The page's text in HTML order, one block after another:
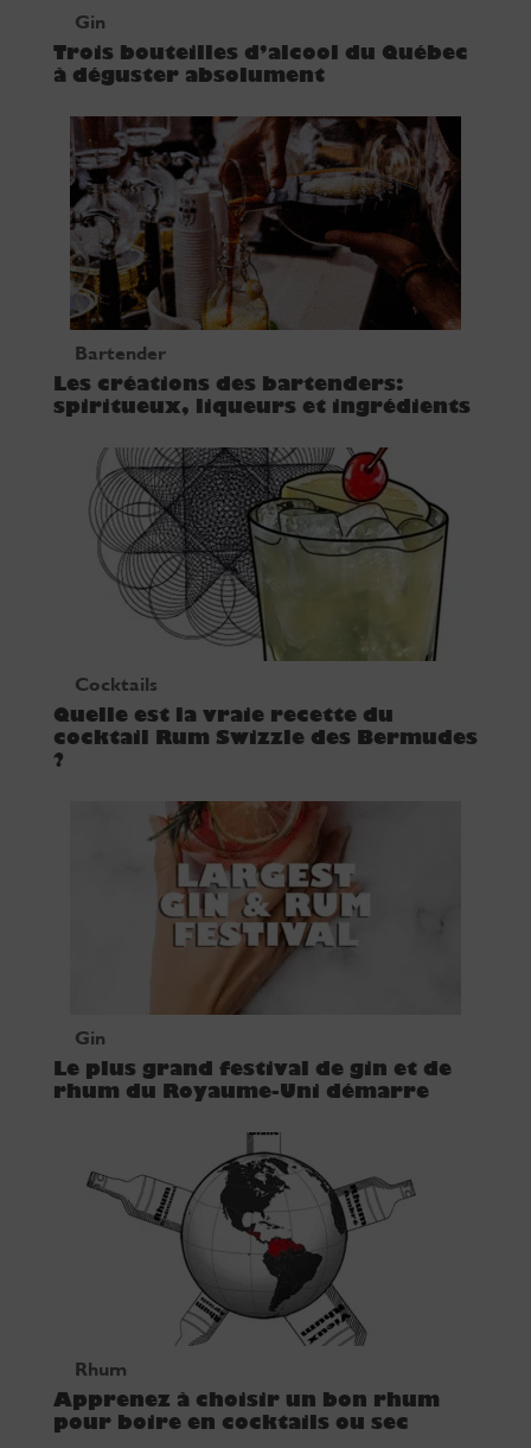
Gin
Trois bouteilles d’alcool du Québec
à déguster absolument
Bartender
Les créations des bartenders:
spiritueux, liqueurs et ingrédients
Cocktails
Quelle est la vraie recette du
cocktail Rum Swizzle des Bermudes
?
Gin
Le plus grand festival de gin et de
rhum du Royaume-Uni démarre
Rhum
Apprenez à choisir un bon rhum
pour boire en cocktails ou sec